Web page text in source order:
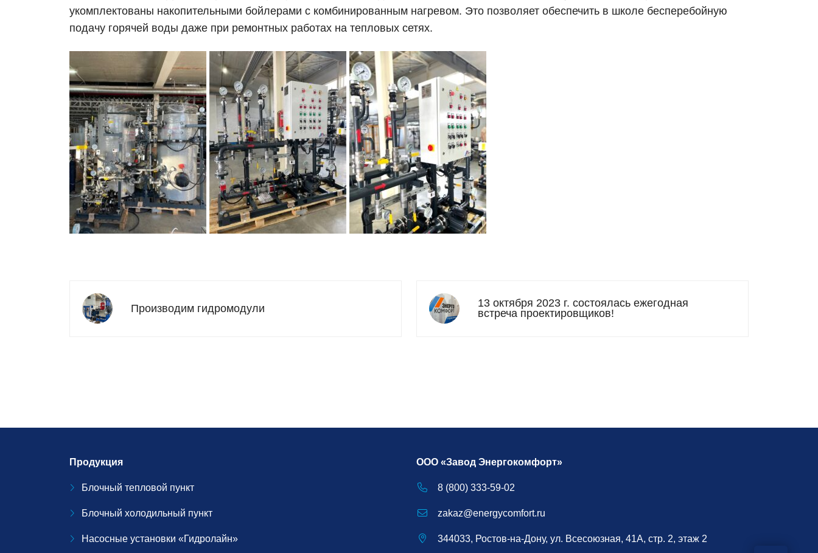
укомплектованы накопительными бойлерами с комбинированным нагревом. Это позволяет обеспечить в школе бесперебойную
подачу горячей воды даже при ремонтных работах на тепловых сетях.
Производим гидромодули
13 октября 2023 г. состоялась ежегодная
встреча проектировщиков!
Продукция
Блочный тепловой пункт
Блочный холодильный пункт
Насосные установки «Гидролайн»
ООО «Завод Энергокомфорт»
8 (800) 333-59-02
zakaz@energycomfort.ru
344033, Ростов-на-Дону, ул. Всесоюзная, 41А, стр. 2, этаж 2